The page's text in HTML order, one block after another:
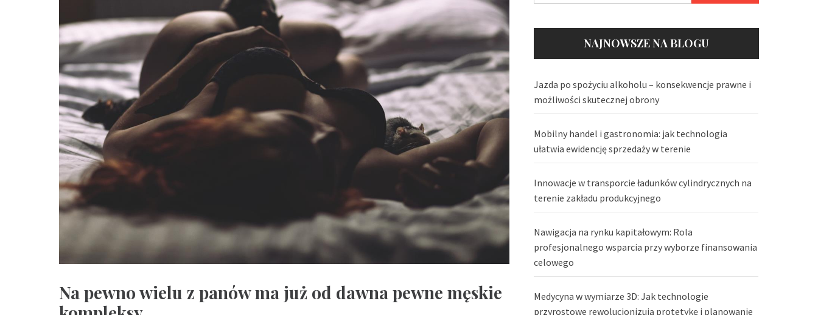
Na pewno wielu z panów ma już od dawna pewne męskie
NAJNOWSZE NA BLOGU
Jazda po spożyciu alkoholu – konsekwencje prawne i
możliwości skutecznej obrony
Mobilny handel i gastronomia: jak technologia
ułatwia ewidencję sprzedaży w terenie
Innowacje w transporcie ładunków cylindrycznych na
terenie zakładu produkcyjnego
Nawigacja na rynku kapitałowym: Rola
profesjonalnego wsparcia przy wyborze finansowania
celowego
Medycyna w wymiarze 3D: Jak technologie
przyrostowe rewolucjonizują protetykę i planowanie